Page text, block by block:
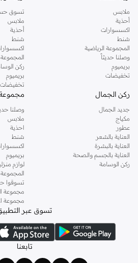
تتميز بشعار بي ام دبليو
سواء كنت في مضمار السباق أو أثناء تنقلك، فإن
المزيج المثالي بين الروح الرياضية والأناقة
اليوم.
ملابس
أحذية
اكسسوارات
شنط
المجموعة الرياضية
وصلنا حديثاً
بريميوم
تخفيضات
تسوق
ملابس
أحذية
شنط
المجموعة
ركن
بريميوم
تخفيضات
ركن الجمال
جديد الجمال
مكياج
عطور
العناية بالشعر
العناية بالبشرة
العناية بالجسم والصحة
ركن الوسامة
مجموعة
وصلنا
ملابس
احذية
شنط
بريميوم
لوازم
المجموعة
تسوقوا
مجموعة
مجموعة
تسوق عبر
تابعنا